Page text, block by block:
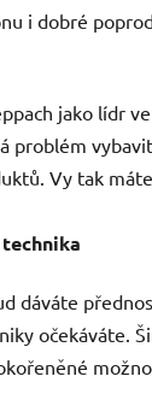
i dobré
jako lídr
problém
Vy tak
dáváte
očekáváte.